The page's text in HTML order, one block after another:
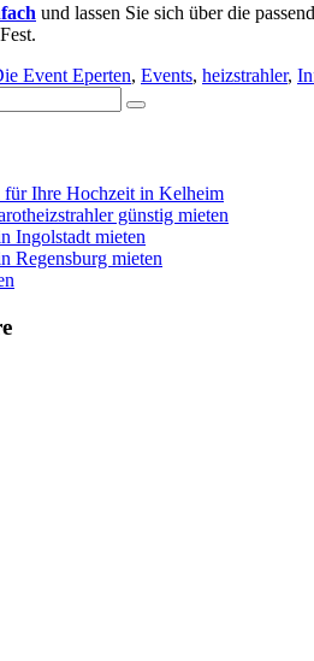
und lassen Sie sich über die
Event Eperten, Events, heizstrahler,
Ihre Hochzeit in Kelheim
günstig mieten
Ingolstadt mieten
Regensburg mieten